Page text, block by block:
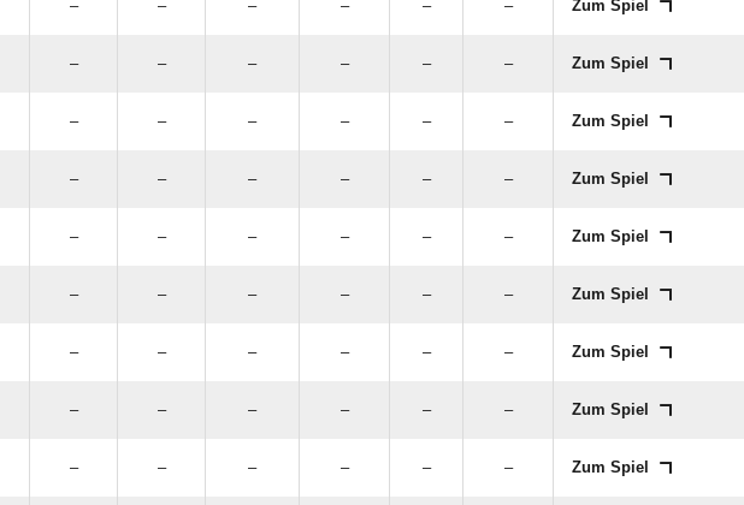
– – – – – – Zum Spiel
– – – – – – Zum Spiel
– – – – – – Zum Spiel
– – – – – – Zum Spiel
– – – – – – Zum Spiel
– – – – – – Zum Spiel
– – – – – – Zum Spiel
– – – – – – Zum Spiel
– – – – – – Zum Spiel